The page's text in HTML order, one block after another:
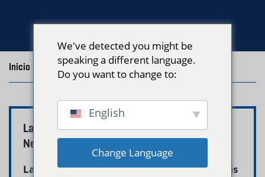
Inicio / Posts with the tag "Boston Laundry Tips"
Laundry Pickup vs Dry Cleaning in Boston –
Neptune Laundry
Laundry pickup vs dry cleaning in Boston is
We've detected you might be
speaking a different language.
Do you want to change to:
English
Change Language